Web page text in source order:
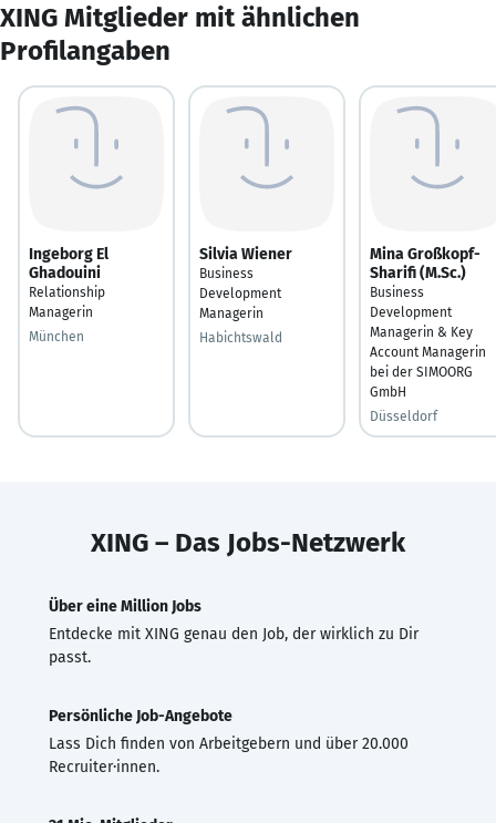
XING Mitglieder mit ähnlichen
Profilangaben
Ingeborg El
Ghadouini
Relationship
Managerin
München
Silvia Wiener
Business
Development
Managerin
Habichtswald
Mina Großkopf-
Sharifi (M.Sc.)
Business
Development
Managerin & Key
Account Managerin
bei der SIMOORG
GmbH
Düsseldorf
XING – Das Jobs-Netzwerk
Über eine Million Jobs
Entdecke mit XING genau den Job, der wirklich zu Dir
passt.
Persönliche Job-Angebote
Lass Dich finden von Arbeitgebern und über 20.000
Recruiter·innen.